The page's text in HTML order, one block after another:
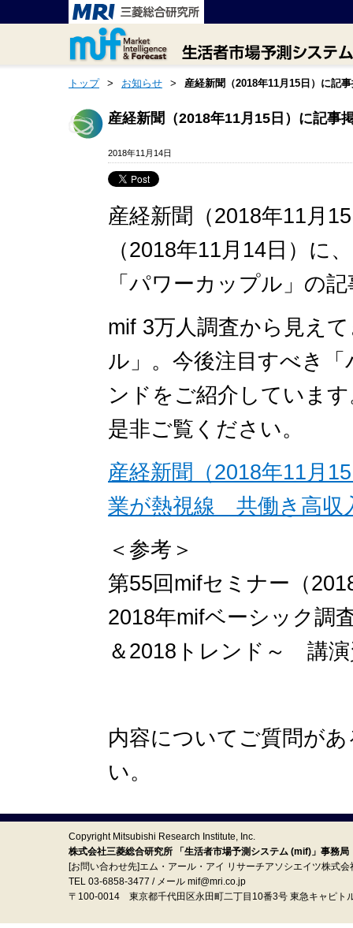
トップ > お知らせ > 産経新聞（2018年11月15日）に記
産経新聞（2018年11月15日）に記事
2018年11月14日
産経新聞（2018年11月
（2018年11月14日）に
「パワーカップル」の
mif 3万人調査から見え
ル」。今後注目すべき
ンドをご紹介していま
是非ご覧ください。
産経新聞（2018年11月
業が熱視線 共働き高収
＜参考＞
第55回mifセミナー（
2018年mifベーシック調
＆2018トレンド～ 講
内容についてご質問が
い。
Copyright Mitsubishi Research Institute, Inc.
株式会社三菱総合研究所 「生活者市場予測システム (mif)」事務局
[お問い合わせ先]エム・アール・アイ リサーチアソシエイツ株式会
TEL 03-6858-3477 / メール mif@mri.co.jp
〒100‐0014 東京都千代田区永田町二丁目10番3号 東急キャピト